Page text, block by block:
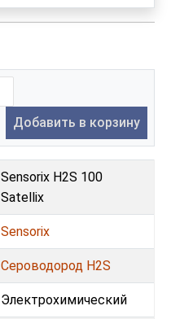
Добавить в корзину
Sensorix H2S 100
Satellix
Sensorix
Сероводород H2S
Электрохимический